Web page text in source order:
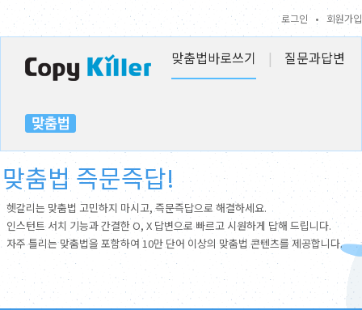
로그인 • 회원가입
맞춤법바로쓰기 | 질문과답변
맞춤법 즉문즉답!
헷갈리는 맞춤법 고민하지 마시고, 즉문즉답으로 해결하세요.
인스턴트 서치 기능과 간결한 O, X 답변으로 빠르고 시원하게 답해 드립니다.
자주 틀리는 맞춤법을 포함하여 10만 단어 이상의 맞춤법 콘텐츠를 제공합니다.